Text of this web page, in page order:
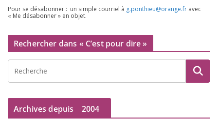
Pour se désa­bon­ner : un simple cour­riel à g.​ponthieu@​orange.​fr avec
« Me désa­bon­ner » en objet.
Rechercher dans « C’est pour dire »
Archives depuis 2004